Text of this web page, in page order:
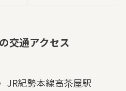
交通アクセス
JR紀勢本線高茶屋駅